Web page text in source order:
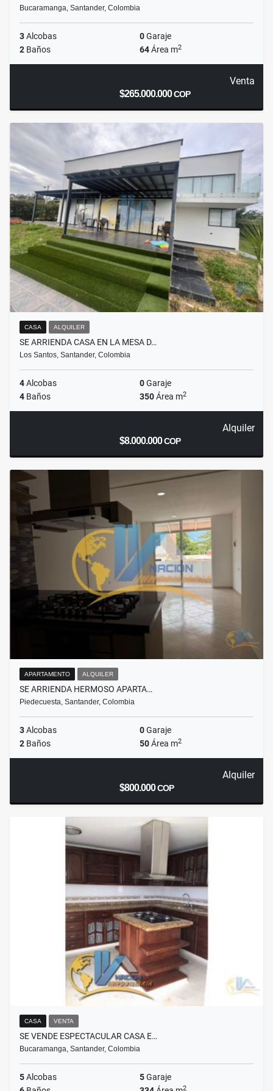
Bucaramanga, Santander, Colombia
3Alcobas 0Garaje
2 Baños 64Área m2
Venta
$265.000.000COP
CASA ALQUILER
SE ARRIENDA CASA EN LA MESA D…
Los Santos, Santander, Colombia
4Alcobas 0Garaje
4 Baños 350Área m2
Alquiler
$8.000.000COP
APARTAMENTO ALQUILER
SE ARRIENDA HERMOSO APARTA…
Piedecuesta, Santander, Colombia
3Alcobas 0Garaje
2 Baños 50Área m2
Alquiler
$800.000COP
CASA VENTA
SE VENDE ESPECTACULAR CASA E…
Bucaramanga, Santander, Colombia
5Alcobas 5Garaje
2